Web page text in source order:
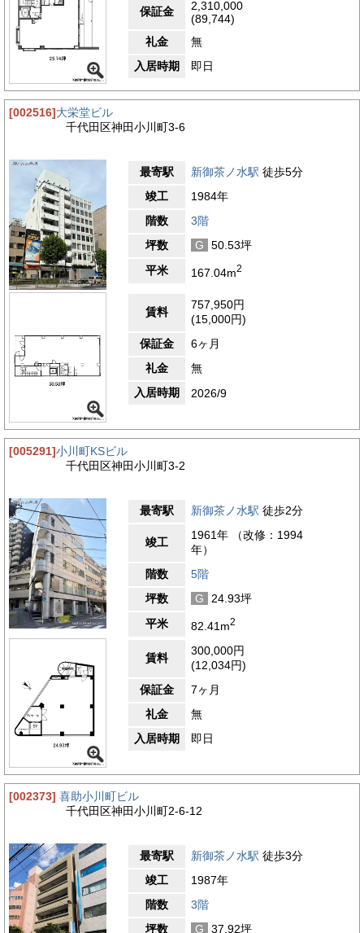
保証金
2,310,000
(89,744)
礼金
無
入居時期
即日
[002516]大栄堂ビル
千代田区神田小川町3-6
最寄駅 新御茶ノ水駅 徒歩5分
竣工
1984年
階数
3階
坪数
G
50.53坪
平米
167.04m2
賃料
757,950円
(15,000円)
保証金
6ヶ月
礼金
無
入居時期
2026/9
[005291]小川町KSビル
千代田区神田小川町3-2
最寄駅 新御茶ノ水駅 徒歩2分
竣工
1961年 （改修：1994
年）
階数
5階
坪数
G
24.93坪
平米
82.41m2
賃料
300,000円
(12,034円)
保証金
7ヶ月
礼金
無
入居時期
即日
[002373] 喜助小川町ビル
千代田区神田小川町2-6-12
最寄駅 新御茶ノ水駅 徒歩3分
竣工
1987年
階数
3階
坪数
G
37.92坪